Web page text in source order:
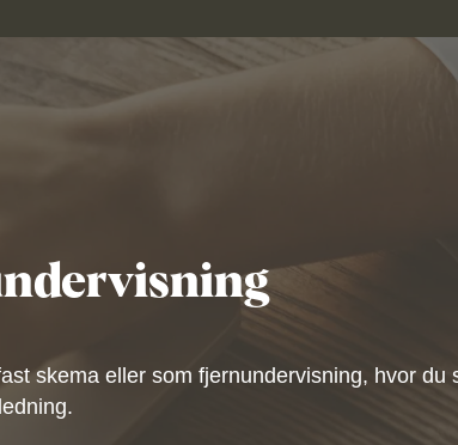
skema eller som fjernundervisning, hvor du